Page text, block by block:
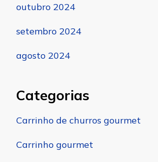
outubro 2024
setembro 2024
agosto 2024
Categorias
Carrinho de churros gourmet
Carrinho gourmet